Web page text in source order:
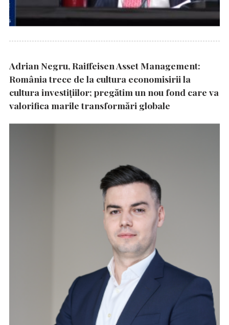
Adrian Negru, Raiffeisen Asset Management:
România trece de la cultura economisirii la
cultura investițiilor; pregătim un nou fond care va
valorifica marile transformări globale